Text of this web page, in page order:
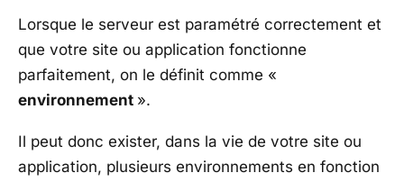
Lorsque le serveur est paramétré correctement et
que votre site ou application fonctionne
parfaitement, on le définit comme «
environnement ».
Il peut donc exister, dans la vie de votre site ou
application, plusieurs environnements en fonction